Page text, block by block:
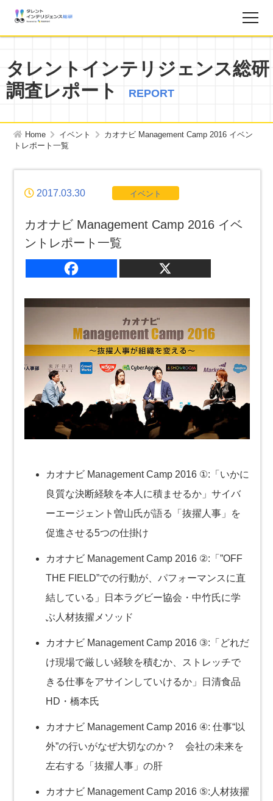
お知らせ
タレントインテリジェンス総研とは？
運営会社
個人情報保護方針
サイトマップ
タレントインテリジェンス総研
調査レポート
REPORT
Home イベント
カオナビ Management Camp 2016 イベン
トレポート一覧
2017.03.30 イベント
カオナビ Management Camp 2016 イベ
ントレポート一覧
カオナビ Management Camp 2016 ①:「いかに
良質な決断経験を本人に積ませるか」サイバ
ーエージェント曽山氏が語る「抜擢人事」を
促進させる5つの仕掛け
カオナビ Management Camp 2016 ②:「”OFF
THE FIELD”での行動が、パフォーマンスに直
結している」日本ラグビー協会・中竹氏に学
ぶ人材抜擢メソッド
カオナビ Management Camp 2016 ③:「どれだ
け現場で厳しい経験を積むか、ストレッチで
きる仕事をアサインしていけるか」日清食品
HD・橋本氏
カオナビ Management Camp 2016 ④: 仕事“以
外”の行いがなぜ大切なのか？ 会社の未来を
左右する「抜擢人事」の肝
カオナビ Management Camp 2016 ⑤:人材抜擢